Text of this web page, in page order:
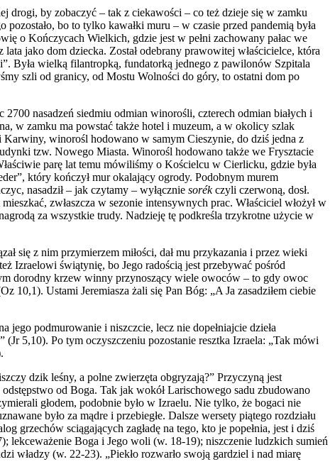
drogi, by zobaczyć – tak z ciekawości – co też dzieje się w zamku
bo to tylko kawałki muru – w czasie przed pandemią była
o Kończycach Wielkich, gdzie jest w pełni zachowany pałac we
lata jako dom dziecka. Został odebrany prawowitej właścicielce, która
Była wielką filantropką, fundatorką jednego z pawilonów Szpitala
szli od granicy, od Mostu Wolności do góry, to ostatni dom po
nasadzeń siedmiu odmian winorośli, czterech odmian białych i
w zamku ma powstać także hotel i muzeum, a w okolicy szlak
winorośl hodowano w samym Cieszynie, do dziś jedna z
tzw. Nowego Miasta. Winorośl hodowano także we Frysztacie
parę lat temu mówiliśmy o Kościelcu w Cierlicku, gdzie była
który kończył mur okalający ogrody. Podobnym murem
nasadził – jak czytamy – wyłącznie sorékczyli czerwoną, dosł.
mieszkać, zwłaszcza w sezonie intensywnych prac. Właściciel włożyłw
za wszystkie trudy. Nadzieję tę podkreśla trzykrotne użycie w
się z nim przymierzem miłości, dał mu przykazania i przez wieki
Izraelowi świątynię, bo Jego radością jest przebywać pośród
dorodny krzew winny przynoszący wiele owoców – to gdy owoc
10,1). Ustami Jeremiasza żali się Pan Bóg: „A Ja zasadziłem ciebie
podmurowanie i niszczcie, lecz nie dopełniajcie dzieła
5,10). Po tym oczyszczeniu pozostanie resztka Izraela: „Tak mówi
dzik leśny, a polne zwierzęta obgryzają?” Przyczyną jest
od Boga. Tak jak wokół Larischowego sadu zbudowano
głodem, podobnie było w Izraelu. Nie tylko, że bogaci nie
było za mądre i przebiegłe. Dalsze wersety piątego rozdziału
grzechów sciągających zagładę na tego, kto je popełnia, jest i dziś
lekceważenie Boga i Jego woli (w. 18-19); niszczenie ludzkich sumień
władzy (w. 22-23). „Piekło rozwarło swoją gardziel i nad miarę